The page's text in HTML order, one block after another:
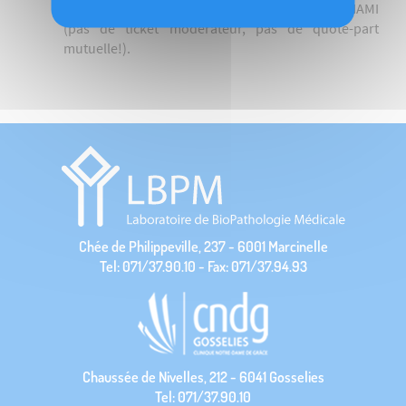
sont tarifées sur base des prix imposés par l’INAMI
(pas de ticket modérateur, pas de quote-part
mutuelle!).
Chée de Philippeville, 237 - 6001 Marcinelle
Tel: 071/37.90.10 - Fax: 071/37.94.93
Chaussée de Nivelles, 212 - 6041 Gosselies
Tel: 071/37.90.10